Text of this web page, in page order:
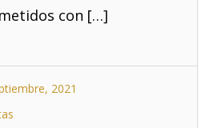
con […]
2021